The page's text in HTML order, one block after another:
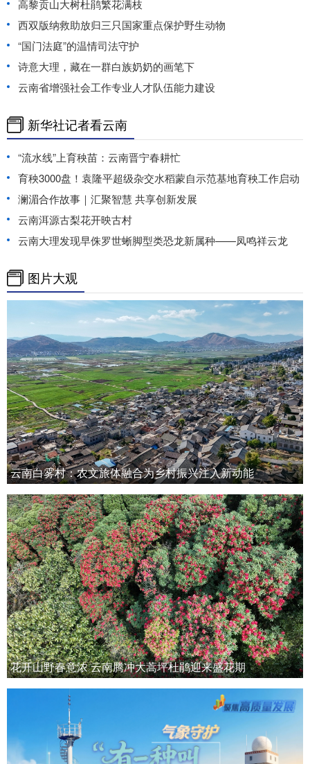
高黎贡山大树杜鹃繁花满枝
西双版纳救助放归三只国家重点保护野生动物
“国门法庭”的温情司法守护
诗意大理，藏在一群白族奶奶的画笔下
云南省增强社会工作专业人才队伍能力建设
新华社记者看云南
“流水线”上育秧苗：云南晋宁春耕忙
育秧3000盘！袁隆平超级杂交水稻蒙自示范基地育秧工作启动
澜湄合作故事｜汇聚智慧 共享创新发展
云南洱源古梨花开映古村
云南大理发现早侏罗世蜥脚型类恐龙新属种——凤鸣祥云龙
图片大观
云南白雾村：农文旅体融合为乡村振兴注入新动能
花开山野春意浓 云南腾冲大蒿坪杜鹃迎来盛花期